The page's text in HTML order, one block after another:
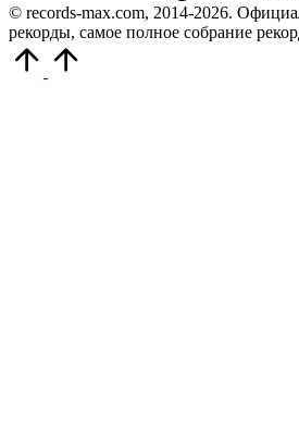
© records-max.com, 2014-2026.
рекорды, самое полное собрание